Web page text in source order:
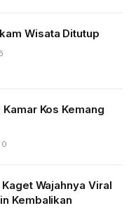
Wisata Ditutup
Kos Kemang
Wajahnya Viral
Kembalikan